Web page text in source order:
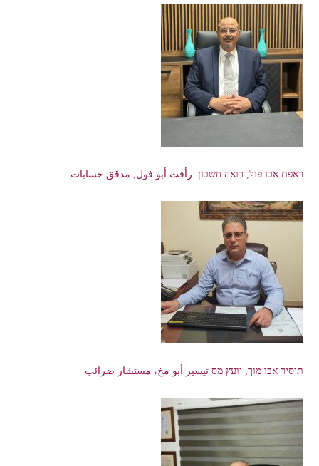
ראפת אבו פול, רואה חשבון رأفت أبو فول, مدقق حسابات
תיסיר אבו מוך, יועץ מס تيسير أبو مخ، مستشار ضرائب